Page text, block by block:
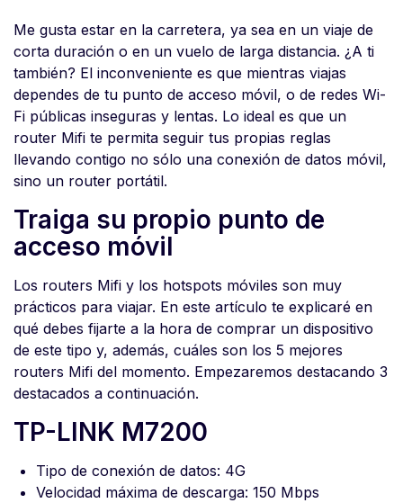
Me gusta estar en la carretera, ya sea en un viaje de
corta duración o en un vuelo de larga distancia. ¿A ti
también? El inconveniente es que mientras viajas
dependes de tu punto de acceso móvil, o de redes Wi-
Fi públicas inseguras y lentas. Lo ideal es que un
router Mifi te permita seguir tus propias reglas
llevando contigo no sólo una conexión de datos móvil,
sino un router portátil.
Traiga su propio punto de
acceso móvil
Los routers Mifi y los hotspots móviles son muy
prácticos para viajar. En este artículo te explicaré en
qué debes fijarte a la hora de comprar un dispositivo
de este tipo y, además, cuáles son los 5 mejores
routers Mifi del momento. Empezaremos destacando 3
destacados a continuación.
TP-LINK M7200
Tipo de conexión de datos: 4G
Velocidad máxima de descarga: 150 Mbps